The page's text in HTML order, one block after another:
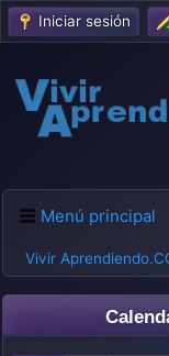
Iniciar sesión
Menú principal
Vivir